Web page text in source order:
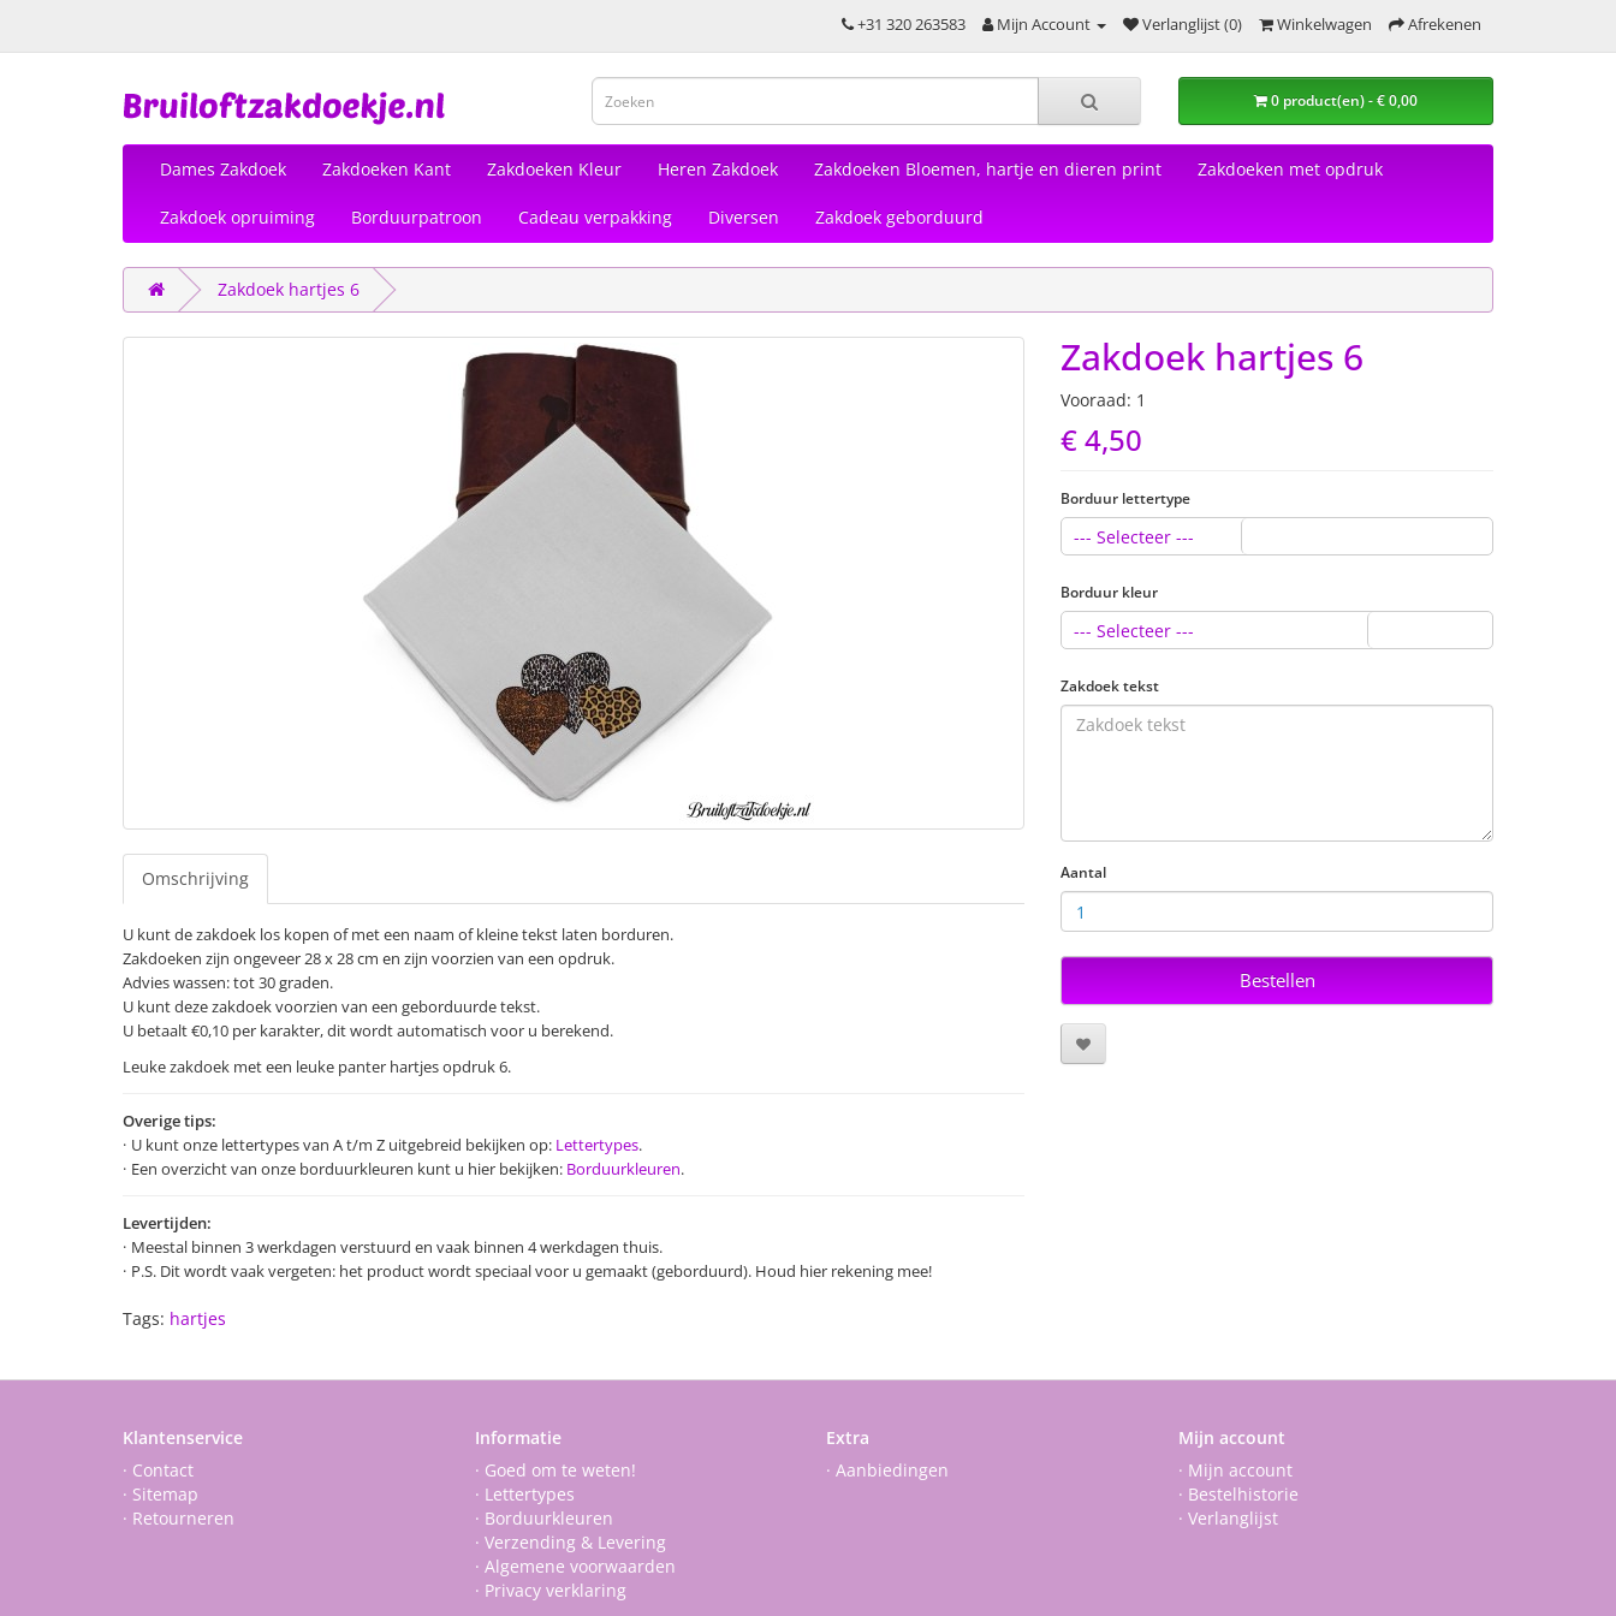
+31 320 263583 Mijn Account Verlanglijst (0) Winkelwagen Afrekenen
0 product(en) - € 0,00
Dames Zakdoek Zakdoeken Kant Zakdoeken Kleur Heren Zakdoek Zakdoeken Bloemen, hartje en dieren print Zakdoeken met opdruk
Zakdoek opruiming Borduurpatroon Cadeau verpakking Diversen Zakdoek geborduurd
Zakdoek hartjes 6
Omschrijving
U kunt de zakdoek los kopen of met een naam of kleine tekst laten borduren.
Zakdoeken zijn ongeveer 28 x 28 cm en zijn voorzien van een opdruk.
Advies wassen: tot 30 graden.
U kunt deze zakdoek voorzien van een geborduurde tekst.
U betaalt €0,10 per karakter, dit wordt automatisch voor u berekend.
Leuke zakdoek met een leuke panter hartjes opdruk 6.
Overige tips:
U kunt onze lettertypes van A t/m Z uitgebreid bekijken op: Lettertypes.
Een overzicht van onze borduurkleuren kunt u hier bekijken: Borduurkleuren.
Levertijden:
Meestal binnen 3 werkdagen verstuurd en vaak binnen 4 werkdagen thuis.
P.S. Dit wordt vaak vergeten: het product wordt speciaal voor u gemaakt (geborduurd). Houd hier rekening mee!
Zakdoek hartjes 6
Vooraad: 1
€ 4,50
Borduur lettertype
--- Selecteer ---
Borduur kleur
--- Selecteer ---
Zakdoek tekst
Aantal
Bestellen
Tags: hartjes
Klantenservice
· Contact
· Sitemap
· Retourneren
Informatie
· Goed om te weten!
· Lettertypes
· Borduurkleuren
· Verzending & Levering
· Algemene voorwaarden
· Privacy verklaring
Extra
· Aanbiedingen
Mijn account
· Mijn account
· Bestelhistorie
· Verlanglijst